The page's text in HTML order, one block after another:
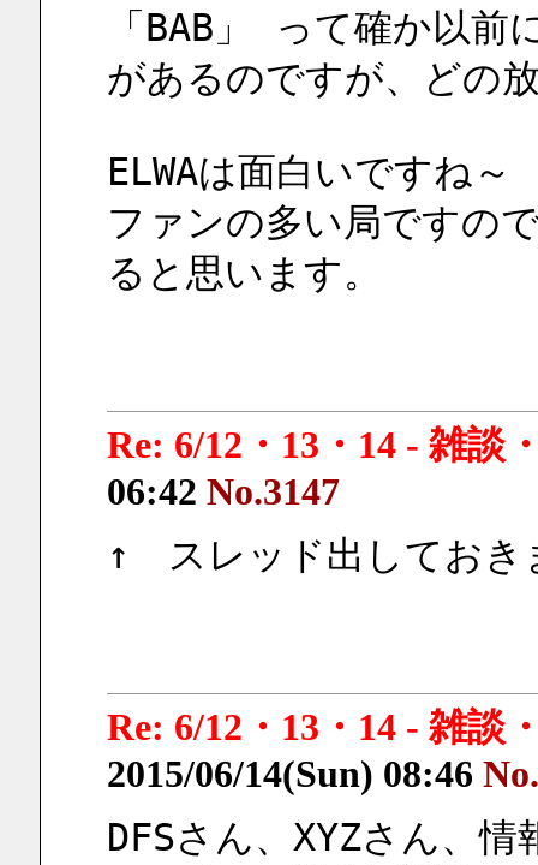
「BAB」 って確か以
があるのですが、どの
ELWAは面白いですね～
ファンの多い局ですの
ると思います。
Re: 6/12・13・14 - 雑談
06:42 No.3147
↑　スレッド出しておき
Re: 6/12・13・14 - 雑談
2015/06/14(Sun) 08:46
DFSさん、XYZさん、